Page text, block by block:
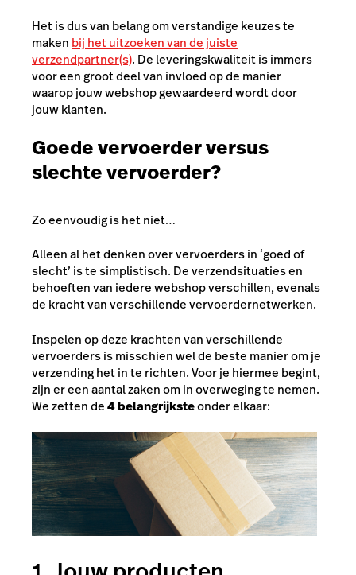
Het is dus van belang om verstandige keuzes te
maken bij het uitzoeken van de juiste
verzendpartner(s). De leveringskwaliteit is immers
voor een groot deel van invloed op de manier
waarop jouw webshop gewaardeerd wordt door
jouw klanten.
Goede vervoerder versus
slechte vervoerder?
Zo eenvoudig is het niet…
Alleen al het denken over vervoerders in ‘goed of
slecht’ is te simplistisch. De verzendsituaties en
behoeften van iedere webshop verschillen, evenals
de kracht van verschillende vervoerdernetwerken.
Inspelen op deze krachten van verschillende
vervoerders is misschien wel de beste manier om je
verzending het in te richten. Voor je hiermee begint,
zijn er een aantal zaken om in overweging te nemen.
We zetten de4 belangrijksteonder elkaar: